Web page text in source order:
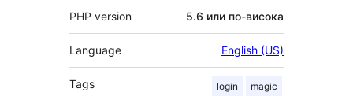
PHP version 5.6 или по-висока
Language English (US)
Tags login magic